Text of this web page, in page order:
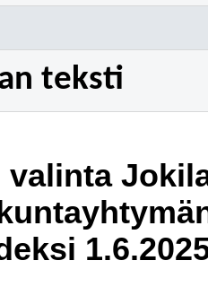
teksti
valinta